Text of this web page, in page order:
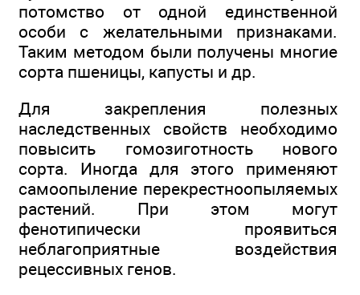
потомство от одной единственной
особи с желательными признаками.
Таким методом были получены многие
сорта пшеницы, капусты и др.
Для закрепления полезных
наследственных свойств необходимо
повысить гомозиготность нового
сорта. Иногда для этого применяют
самоопыление перекрестноопыляемых
растений. При этом могут
фенотипически проявиться
неблагоприятные воздействия
рецессивных генов.